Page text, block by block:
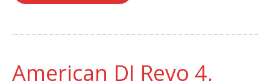
American DJ Revo 4,